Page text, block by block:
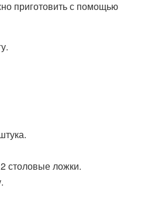
приготовить с помощью
столовые ложки.